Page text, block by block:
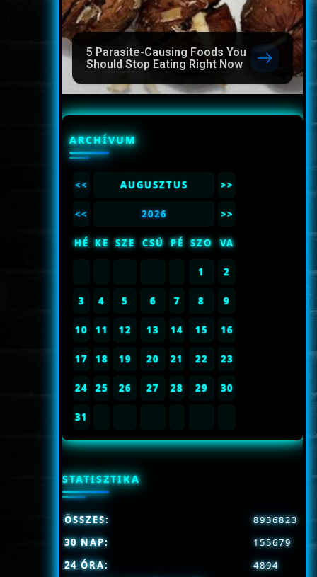
5 Parasite-Causing Foods You
Should Stop Eating Right Now
ARCHÍVUM
<< AUGUSZTUS >>
<< 2026 >>
HÉ KE SZE CSÜ PÉ SZO VA
1 2
3 4 5 6 7 8 9
10 11 12 13 14 15 16
17 18 19 20 21 22 23
24 25 26 27 28 29 30
31
STATISZTIKA
ÖSSZES:
8936823
30 NAP:
155679
24 ÓRA:
4894